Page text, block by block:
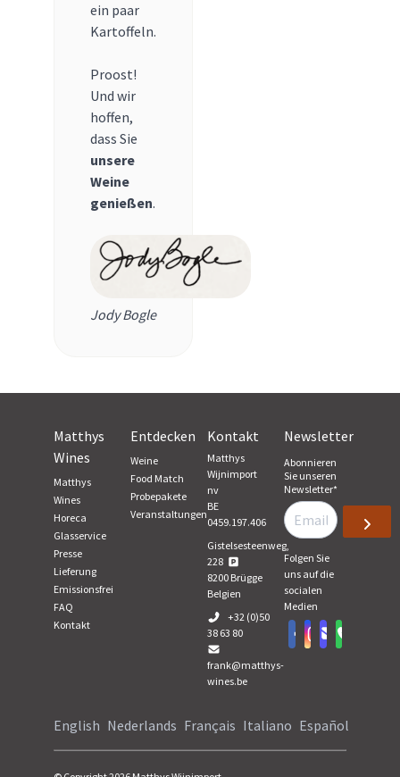
ein paar
Kartoffeln.
Proost!
Und wir
hoffen,
dass Sie
unsere
Weine
genießen.
Jody Bogle
Matthys
Wines
Matthys
Wines
Horeca
Glasservice
Presse
Lieferung
Emissionsfrei
FAQ
Kontakt
Entdecken
Weine
Food Match
Probepakete
Veranstaltungen
Kontakt
Matthys
Wijnimport
nv
BE
0459.197.406
Gistelsesteenweg,
228
8200 Brügge
Belgien
+32 (0)50
38 63 80
frank@matthys-
wines.be
Newsletter
Abonnieren
Sie unseren
Newsletter*
Folgen Sie
uns auf die
socialen
Medien
English Nederlands Français Italiano Español